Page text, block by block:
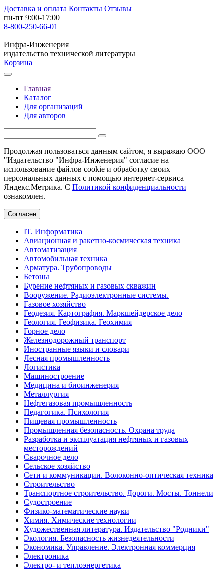
Доставка и оплата Контакты Отзывы
пн-пт 9:00-17:00
8-800-250-66-01
Инфра-Инженерия
издательство технической литературы
Корзина
Главная
Каталог
Для организаций
Для авторов
Продолжая пользоваться данным сайтом, я выражаю ООО
"Издательство "Инфра-Инженерия" согласие на
использование файлов cookie и обработку своих
персональных данных с помощью интернет-сервиса
Яндекс.Метрика. С Политикой конфиденциальности
ознакомлен.
Согласен
IT. Информатика
Авиационная и ракетно-космическая техника
Автоматизация
Автомобильная техника
Арматура. Трубопроводы
Бетоны
Бурение нефтяных и газовых скважин
Вооружение. Радиоэлектронные системы.
Газовое хозяйство
Геодезия. Картография. Маркшейдерское дело
Геология. Геофизика. Геохимия
Горное дело
Железнодорожный транспорт
Иностранные языки и словари
Лесная промышленность
Логистика
Машиностроение
Медицина и биоинженерия
Металлургия
Нефтегазовая промышленность
Педагогика. Психология
Пищевая промышленность
Промышленная безопасность. Охрана труда
Разработка и эксплуатация нефтяных и газовых
месторождений
Сварочное дело
Сельское хозяйство
Сети и коммуникации. Волоконно-оптическая техника
Строительство
Транспортное строительство. Дороги. Мосты. Тоннели
Судостроение
Физико-математические науки
Химия. Химические технологии
Художественная литература. Издательство "Родники"
Экология. Безопасность жизнедеятельности
Экономика. Управление. Электронная коммерция
Электроника
Электро- и теплоэнергетика